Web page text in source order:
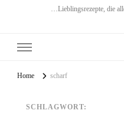
…Lieblingsrezepte, die
Home scharf
SCHLAGWORT: